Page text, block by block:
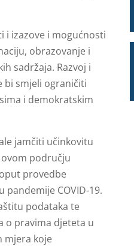
i izazove i mogućnosti
obrazovanje i
sadržaja. Razvoj i
bi smjeli ograničiti
i demokratskim
jamčiti učinkovitu
području
provedbe
COVID-19.
podataka te
o pravima djeteta u
mjera koje